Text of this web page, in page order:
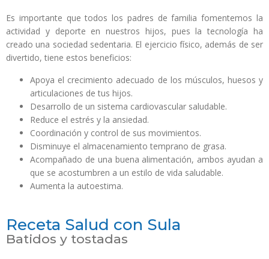
Es importante que todos los padres de familia fomentemos la
actividad y deporte en nuestros hijos, pues la tecnología ha
creado una sociedad sedentaria. El ejercicio físico, además de ser
divertido, tiene estos beneficios:
Apoya el crecimiento adecuado de los músculos, huesos y
articulaciones de tus hijos.
Desarrollo de un sistema cardiovascular saludable.
Reduce el estrés y la ansiedad.
Coordinación y control de sus movimientos.
Disminuye el almacenamiento temprano de grasa.
Acompañado de una buena alimentación, ambos ayudan a
que se acostumbren a un estilo de vida saludable.
Aumenta la autoestima.
Receta Salud con Sula
Batidos y tostadas